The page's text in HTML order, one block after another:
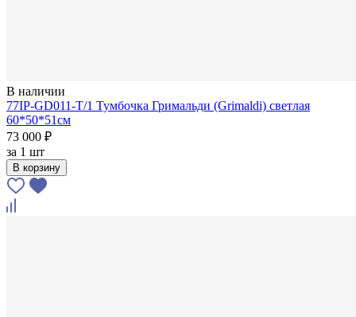
В наличии
77IP-GD011-T/1 Тумбочка Гримальди (Grimaldi) светлая
60*50*51см
73 000 ₽
за 1 шт
В корзину